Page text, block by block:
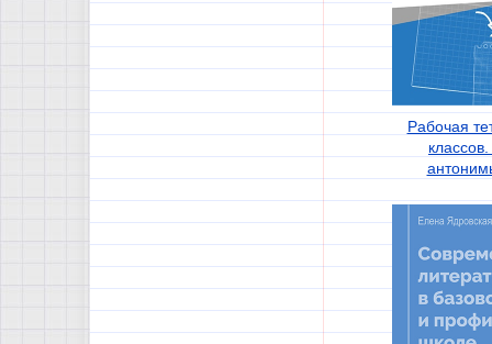
Рабочая